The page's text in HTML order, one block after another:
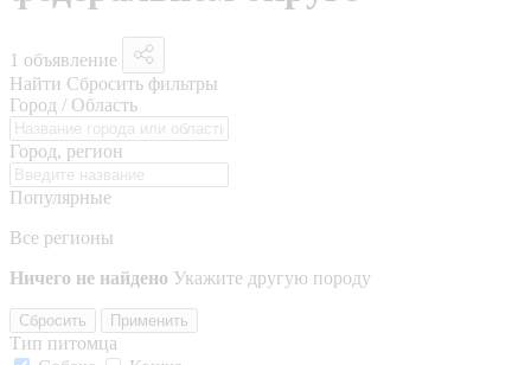
1 объявление
Найти Сбросить фильтры
Город / Область
Город, регион
Популярные
Все регионы
Ничего не найдено Укажите другую породу
Сбросить Применить
Тип питомца